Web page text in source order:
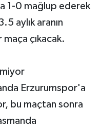
1-0 mağlup ederek
aylık aranın
maça çıkacak.
Erzurumspor'a
bu maçtan sonra